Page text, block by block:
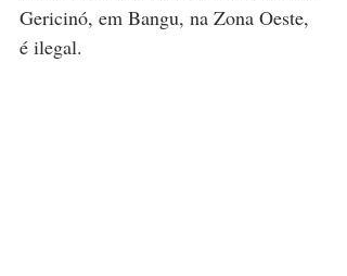
Gericinó, em Bangu, na Zona Oeste,
é ilegal.